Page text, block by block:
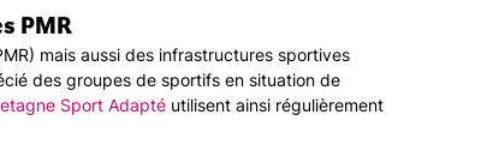
PMR
mais aussi des infrastructures sportives
des groupes de sportifs en situation de
Sport Adapté utilisent ainsi régulièrement